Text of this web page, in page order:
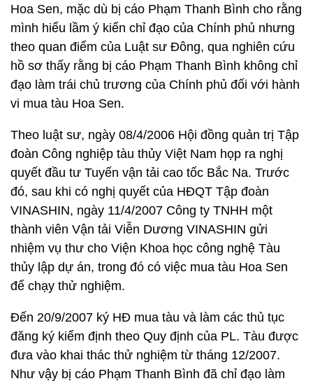
Hoa Sen, mặc dù bị cáo Phạm Thanh Bình cho rằng
mình hiểu lầm ý kiến chỉ đạo của Chính phủ nhưng
theo quan điểm của Luật sư Đông, qua nghiên cứu
hồ sơ thấy rằng bị cáo Phạm Thanh Bình không chỉ
đạo làm trái chủ trương của Chính phủ đối với hành
vi mua tàu Hoa Sen.
Theo luật sư, ngày 08/4/2006 Hội đồng quản trị Tập
đoàn Công nghiệp tàu thủy Việt Nam họp ra nghị
quyết đầu tư Tuyến vận tải cao tốc Bắc Na. Trước
đó, sau khi có nghị quyết của HĐQT Tập đoàn
VINASHIN, ngày 11/4/2007 Công ty TNHH một
thành viên Vận tải Viễn Dương VINASHIN gửi
nhiệm vụ thư cho Viện Khoa học công nghệ Tàu
thủy lập dự án, trong đó có việc mua tàu Hoa Sen
để chạy thử nghiệm.
Đến 20/9/2007 ký HĐ mua tàu và làm các thủ tục
đăng ký kiểm định theo Quy định của PL. Tàu được
đưa vào khai thác thử nghiệm từ tháng 12/2007.
Như vậy bị cáo Phạm Thanh Bình đã chỉ đạo làm